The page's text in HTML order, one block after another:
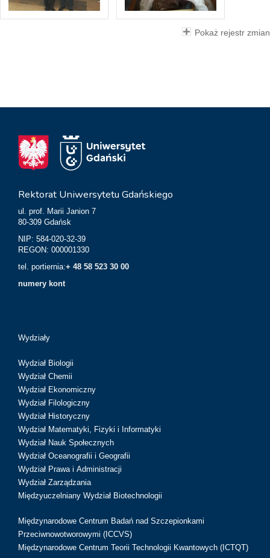
Pokaż rejestr zmian
Rektorat Uniwersytetu Gdańskiego
ul. prof. Marii Janion 7
80-309 Gdańsk
NIP: 584-020-32-39
REGON: 000001330
tel. portiernia:+ 48 58 523 30 00
numery kont
Wydziały
Wydział Biologii
Wydział Chemii
Wydział Ekonomiczny
Wydział Filologiczny
Wydział Historyczny
Wydział Matematyki, Fizyki i Informatyki
Wydział Nauk Społecznych
Wydział Oceanografii i Geografii
Wydział Prawa i Administracji
Wydział Zarządzania
Międzyuczelniany Wydział Biotechnologii
Międzynarodowe Centrum Badań nad Szczepionkami
Przeciwnowotworowymi (ICCVS)
Międzynarodowe Centrum Teorii Technologii Kwantowych (ICTQT)